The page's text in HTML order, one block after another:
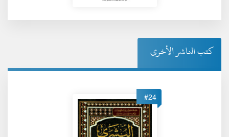
كتب الناشر الأخرى
#24